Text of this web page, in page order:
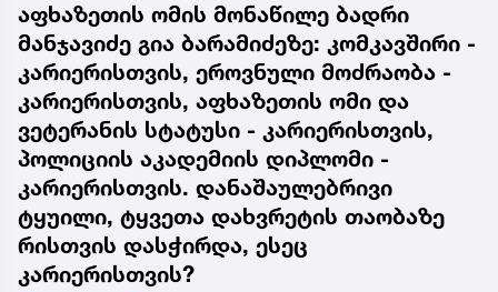
აფხაზეთის ომის მონაწილე ბადრი
მანჯავიძე გია ბარამიძეზე: კომკავშირი -
კარიერისთვის, ეროვნული მოძრაობა -
კარიერისთვის, აფხაზეთის ომი და
ვეტერანის სტატუსი - კარიერისთვის,
პოლიციის აკადემიის დიპლომი -
კარიერისთვის. დანაშაულებრივი
ტყუილი, ტყვეთა დახვრეტის თაობაზე
რისთვის დასჭირდა, ესეც
კარიერისთვის?